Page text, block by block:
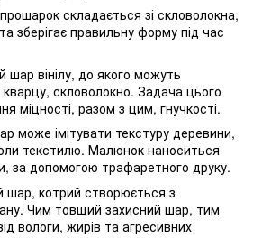
складається зі скловолокна,
зберігає правильну форму під час
шар вінілу, до якого можуть
скловолокно. Задача цього
міцності, разом з цим, гнучкості.
може імітувати текстуру деревини,
текстилю. Малюнок наноситься
за допомогою трафаретного друку.
шар, котрий створюється з
Чим товщий захисний шар, тим
вологи, жирів та агресивних